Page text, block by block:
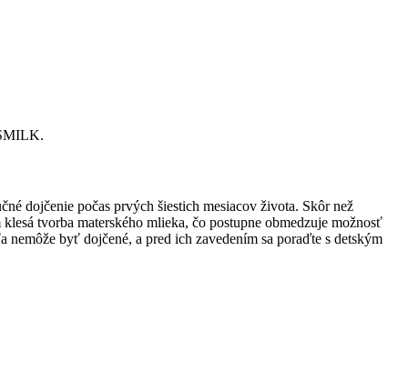
dojčenie počas prvých šiestich mesiacov života. Skôr než
tvorba materského mlieka, čo postupne obmedzuje možnosť
byť dojčené, a pred ich zavedením sa poraďte s detským